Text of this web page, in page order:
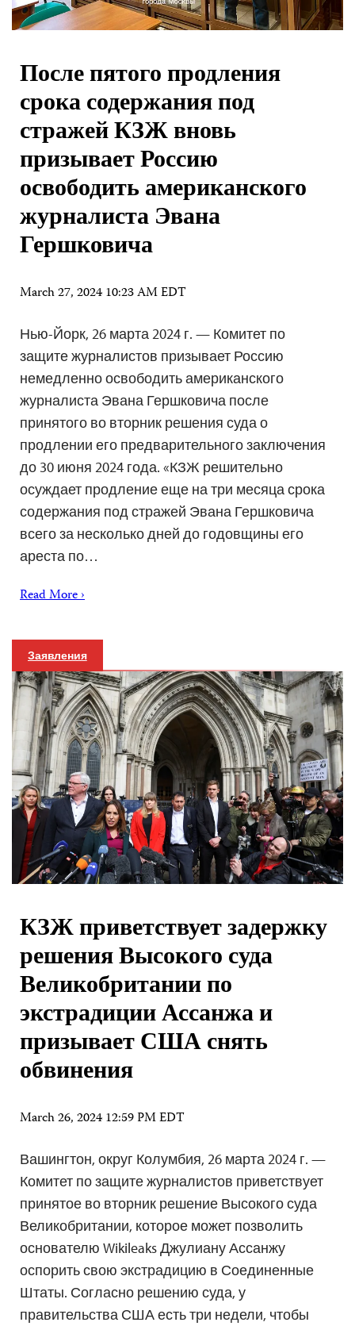
После пятого продления
срока содержания под
стражей КЗЖ вновь
призывает Россию
освободить американского
журналиста Эвана
Гершковича
March 27, 2024 10:23 AM EDT
Нью-Йорк, 26 марта 2024 г. — Комитет по
защите журналистов призывает Россию
немедленно освободить американского
журналиста Эвана Гершковича после
принятого во вторник решения суда о
продлении его предварительного заключения
до 30 июня 2024 года. «КЗЖ решительно
осуждает продление еще на три месяца срока
содержания под стражей Эвана Гершковича
всего за несколько дней до годовщины его
ареста по…
Read More ›
Заявления
КЗЖ приветствует задержку
решения Высокого суда
Великобритании по
экстрадиции Ассанжа и
призывает США снять
обвинения
March 26, 2024 12:59 PM EDT
Вашингтон, округ Колумбия, 26 марта 2024 г. —
Комитет по защите журналистов приветствует
принятое во вторник решение Высокого суда
Великобритании, которое может позволить
основателю Wikileaks Джулиану Ассанжу
оспорить свою экстрадицию в Соединенные
Штаты. Согласно решению суда, у
правительства США есть три недели, чтобы